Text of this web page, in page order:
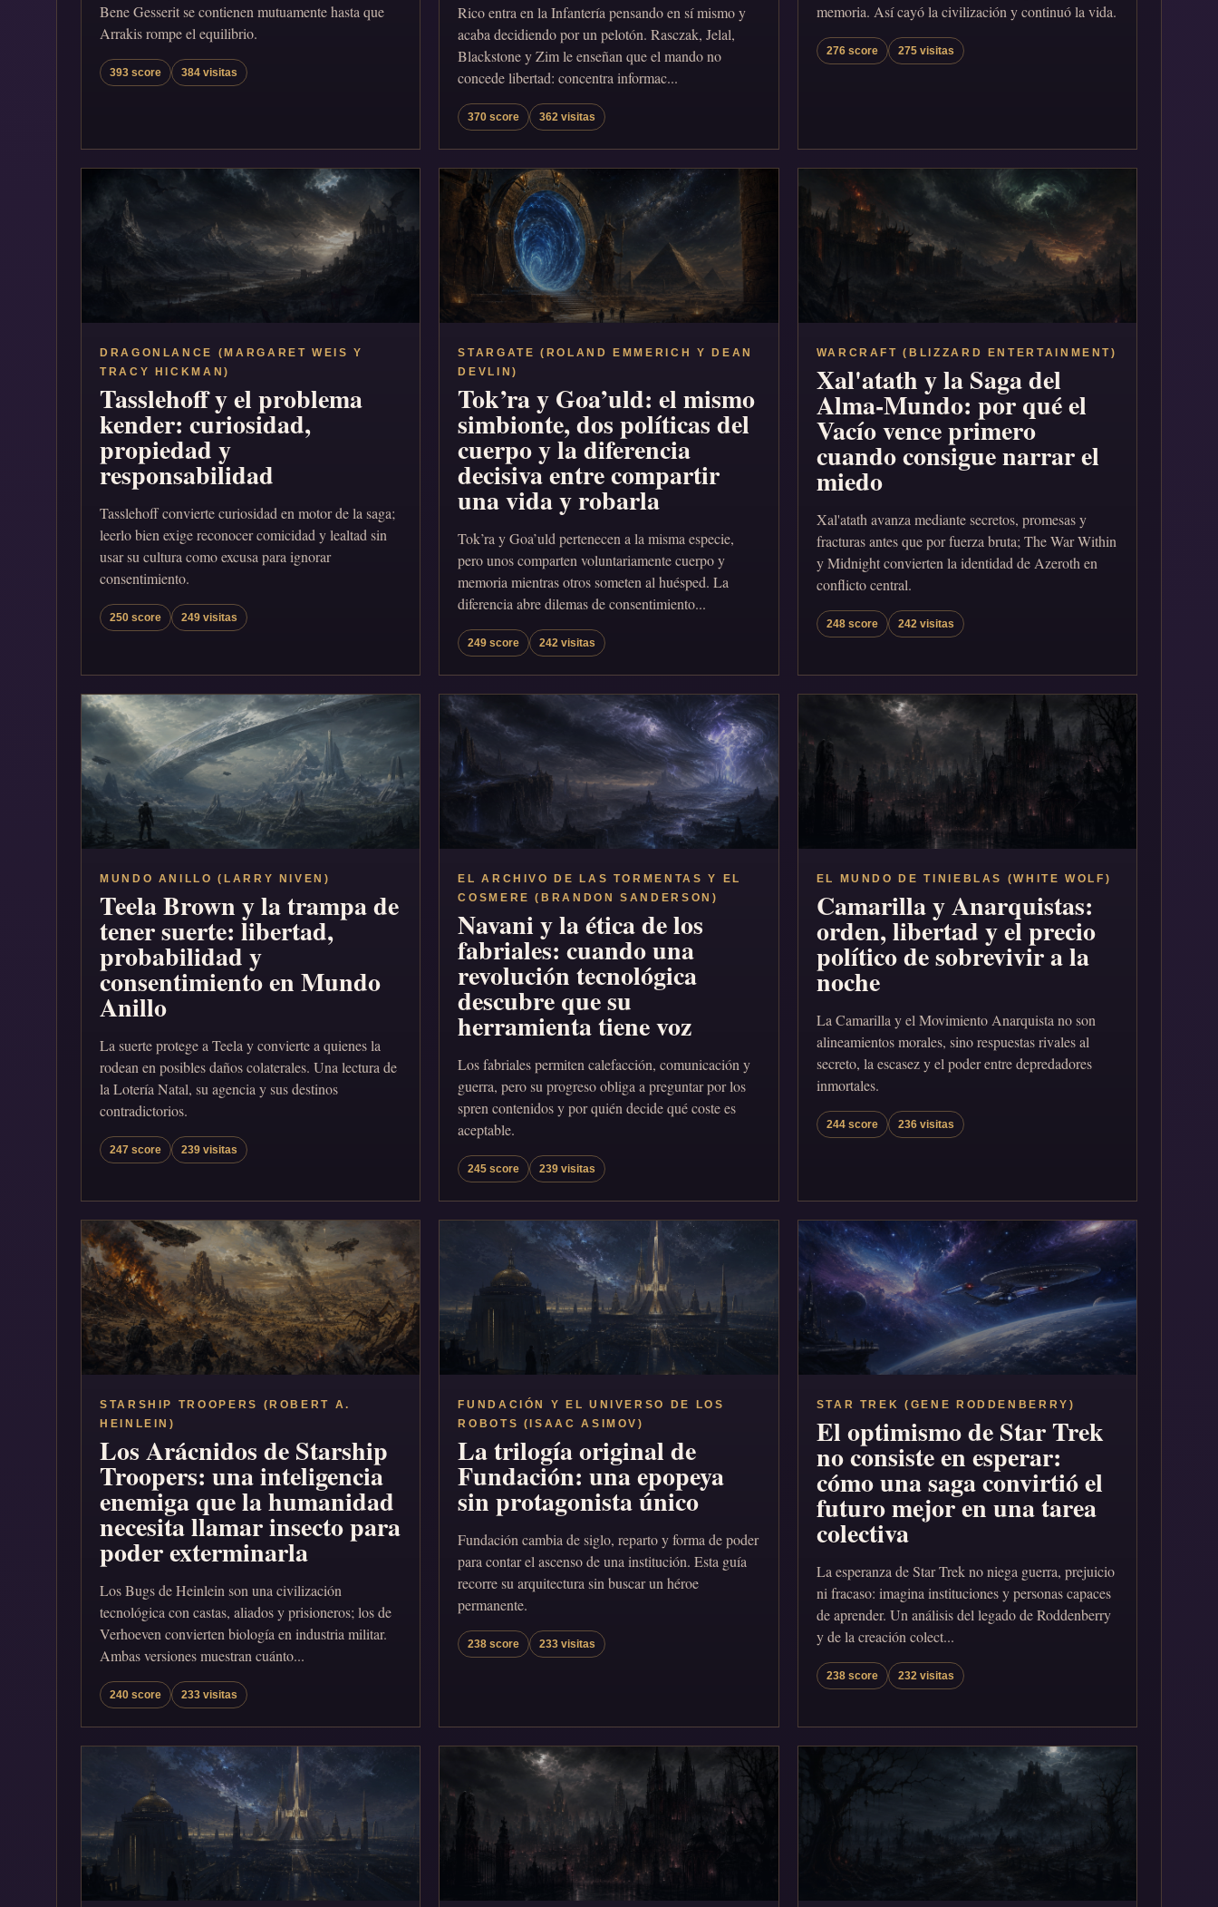
Bene Gesserit se contienen mutuamente hasta que
Arrakis rompe el equilibrio.
393 score 384 visitas
Rico entra en la Infantería pensando en sí mismo y
acaba decidiendo por un pelotón. Rasczak, Jelal,
Blackstone y Zim le enseñan que el mando no
concede libertad: concentra informac...
370 score 362 visitas
memoria. Así cayó la civilización y continuó la vida.
276 score 275 visitas
DRAGONLANCE (MARGARET WEIS Y
TRACY HICKMAN)
Tasslehoff y el problema
kender: curiosidad,
propiedad y
responsabilidad
Tasslehoff convierte curiosidad en motor de la saga;
leerlo bien exige reconocer comicidad y lealtad sin
usar su cultura como excusa para ignorar
consentimiento.
250 score 249 visitas
STARGATE (ROLAND EMMERICH Y DEAN
DEVLIN)
Tok’ra y Goa’uld: el mismo
simbionte, dos políticas del
cuerpo y la diferencia
decisiva entre compartir
una vida y robarla
Tok’ra y Goa’uld pertenecen a la misma especie,
pero unos comparten voluntariamente cuerpo y
memoria mientras otros someten al huésped. La
diferencia abre dilemas de consentimiento...
249 score 242 visitas
WARCRAFT (BLIZZARD ENTERTAINMENT)
Xal'atath y la Saga del
Alma-Mundo: por qué el
Vacío vence primero
cuando consigue narrar el
miedo
Xal'atath avanza mediante secretos, promesas y
fracturas antes que por fuerza bruta; The War Within
y Midnight convierten la identidad de Azeroth en
conflicto central.
248 score 242 visitas
MUNDO ANILLO (LARRY NIVEN)
Teela Brown y la trampa de
tener suerte: libertad,
probabilidad y
consentimiento en Mundo
Anillo
La suerte protege a Teela y convierte a quienes la
rodean en posibles daños colaterales. Una lectura de
la Lotería Natal, su agencia y sus destinos
contradictorios.
247 score 239 visitas
EL ARCHIVO DE LAS TORMENTAS Y EL
COSMERE (BRANDON SANDERSON)
Navani y la ética de los
fabriales: cuando una
revolución tecnológica
descubre que su
herramienta tiene voz
Los fabriales permiten calefacción, comunicación y
guerra, pero su progreso obliga a preguntar por los
spren contenidos y por quién decide qué coste es
aceptable.
245 score 239 visitas
EL MUNDO DE TINIEBLAS (WHITE WOLF)
Camarilla y Anarquistas:
orden, libertad y el precio
político de sobrevivir a la
noche
La Camarilla y el Movimiento Anarquista no son
alineamientos morales, sino respuestas rivales al
secreto, la escasez y el poder entre depredadores
inmortales.
244 score 236 visitas
STARSHIP TROOPERS (ROBERT A.
HEINLEIN)
Los Arácnidos de Starship
Troopers: una inteligencia
enemiga que la humanidad
necesita llamar insecto para
poder exterminarla
Los Bugs de Heinlein son una civilización
tecnológica con castas, aliados y prisioneros; los de
Verhoeven convierten biología en industria militar.
Ambas versiones muestran cuánto...
240 score 233 visitas
FUNDACIÓN Y EL UNIVERSO DE LOS
ROBOTS (ISAAC ASIMOV)
La trilogía original de
Fundación: una epopeya
sin protagonista único
Fundación cambia de siglo, reparto y forma de poder
para contar el ascenso de una institución. Esta guía
recorre su arquitectura sin buscar un héroe
permanente.
238 score 233 visitas
STAR TREK (GENE RODDENBERRY)
El optimismo de Star Trek
no consiste en esperar:
cómo una saga convirtió el
futuro mejor en una tarea
colectiva
La esperanza de Star Trek no niega guerra, prejuicio
ni fracaso: imagina instituciones y personas capaces
de aprender. Un análisis del legado de Roddenberry
y de la creación colect...
238 score 232 visitas